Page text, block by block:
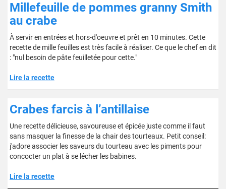
Millefeuille de pommes granny Smith
au crabe
À servir en entrées et hors-d'oeuvre et prêt en 10 minutes. Cette
recette de mille feuilles est très facile à réaliser. Ce que le chef en dit
: "nul besoin de pâte feuilletée pour cette."
Lire la recette
Crabes farcis à l’antillaise
Une recette délicieuse, savoureuse et épicée juste comme il faut
sans masquer la finesse de la chair des tourteaux. Petit conseil:
j'adore associer les saveurs du tourteau avec les piments pour
concocter un plat à se lécher les babines.
Lire la recette